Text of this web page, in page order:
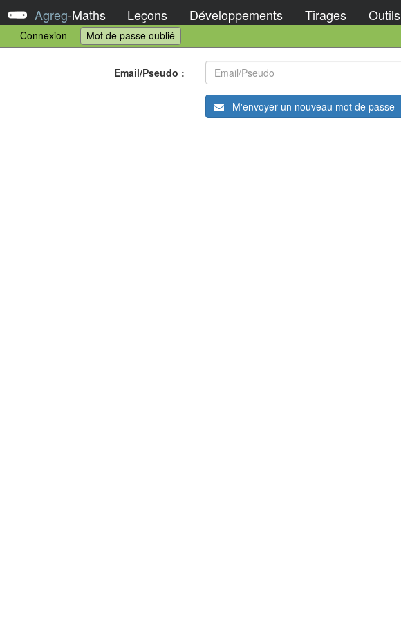
Agreg-Maths Leçons Développements Tirages Outils
Connexion Mot de passe oublié
Email/Pseudo :
M'envoyer un nouveau mot de passe